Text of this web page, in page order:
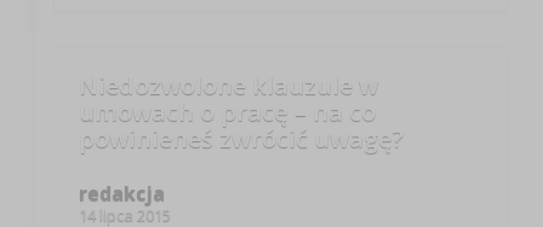
Niedozwolone klauzule w
umowach o pracę – na co
powinieneś zwrócić uwagę?
redakcja
14 lipca 2015